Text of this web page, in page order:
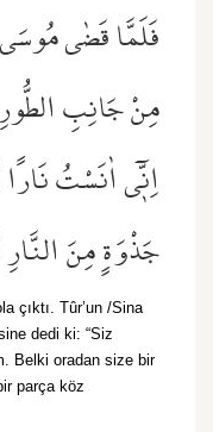
فَلَمَّا قَضٰى
مِنْ جَانِبِ
اِنّ۪ٓي اٰنَسْتُ
جَذْوَةٍ مِنَ
çıktı. Tûr’un /Sina
dedi ki: “Siz
Belki oradan size bir
parça köz